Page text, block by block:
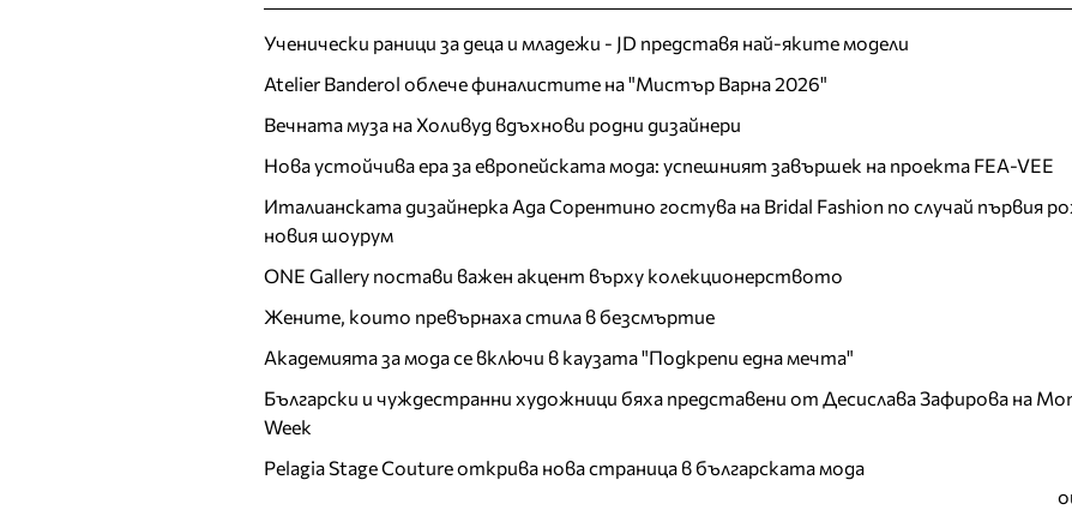
Ученически раници за деца и младежи - JD представя най-яките модели
Atelier Banderol облече финалистите на "Мистър Варна 2026"
Вечната муза на Холивуд вдъхнови родни дизайнери
Нова устойчива ера за европейската мода: успешният завършек на проекта FEA-VEE
Италианската дизайнерка Ада Сорентино гостува на Bridal Fashion по случай първия
новия шоурум
ONE Gallery постави важен акцент върху колекционерството
Жените, които превърнаха стила в безсмъртие
Академията за мода се включи в каузата "Подкрепи една мечта"
Български и чуждестранни художници бяха представени от Десислава Зафирова на
Week
Pelagia Stage Couture открива нова страница в българската мода